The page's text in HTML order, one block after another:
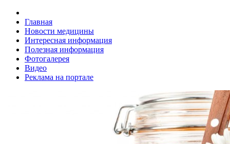
Главная
Новости медицины
Интересная информация
Полезная информация
Фотогалерея
Видео
Реклама на портале